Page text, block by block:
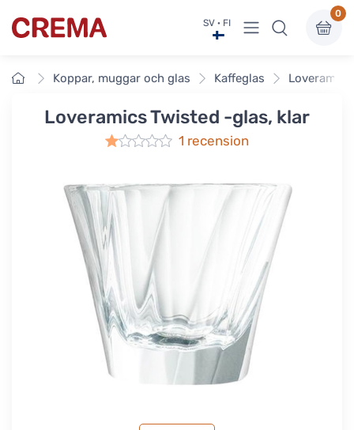
Crema SV · FI Visa undermeny
0
Framsidan
Koppar, muggar och glas Kaffeglas
Loveramics Twisted -glas, klar
1 recension